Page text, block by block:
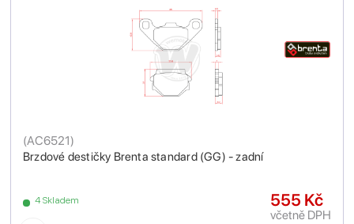
Brzdové destičky Brenta standard (GG) - zadní
(AC6521)
4 Skladem 555 Kč
včetně DPH